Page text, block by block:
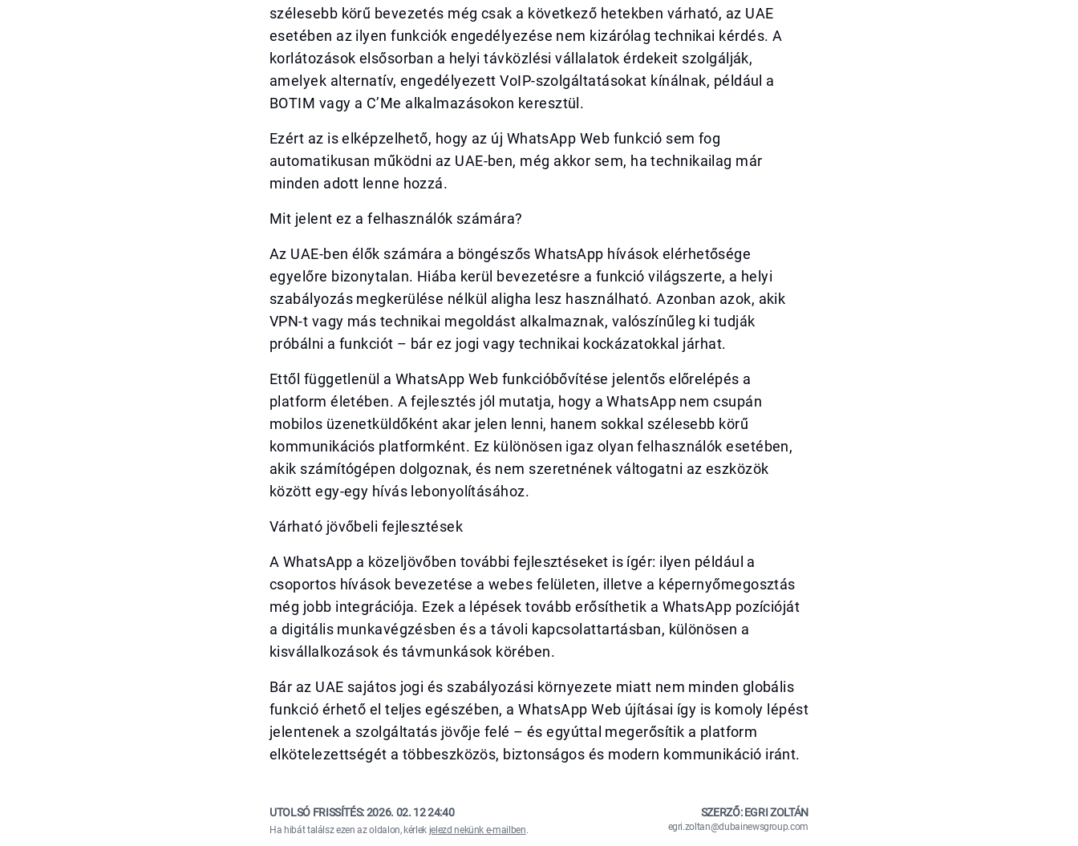
szélesebb körű bevezetés még csak a következő hetekben várható, az UAE
esetében az ilyen funkciók engedélyezése nem kizárólag technikai kérdés. A
korlátozások elsősorban a helyi távközlési vállalatok érdekeit szolgálják,
amelyek alternatív, engedélyezett VoIP-szolgáltatásokat kínálnak, például a
BOTIM vagy a C’Me alkalmazásokon keresztül.
Ezért az is elképzelhető, hogy az új WhatsApp Web funkció sem fog
automatikusan működni az UAE-ben, még akkor sem, ha technikailag már
minden adott lenne hozzá.
Mit jelent ez a felhasználók számára?
Az UAE-ben élők számára a böngészős WhatsApp hívások elérhetősége
egyelőre bizonytalan. Hiába kerül bevezetésre a funkció világszerte, a helyi
szabályozás megkerülése nélkül aligha lesz használható. Azonban azok, akik
VPN-t vagy más technikai megoldást alkalmaznak, valószínűleg ki tudják
próbálni a funkciót – bár ez jogi vagy technikai kockázatokkal járhat.
Ettől függetlenül a WhatsApp Web funkcióbővítése jelentős előrelépés a
platform életében. A fejlesztés jól mutatja, hogy a WhatsApp nem csupán
mobilos üzenetküldőként akar jelen lenni, hanem sokkal szélesebb körű
kommunikációs platformként. Ez különösen igaz olyan felhasználók esetében,
akik számítógépen dolgoznak, és nem szeretnének váltogatni az eszközök
között egy-egy hívás lebonyolításához.
Várható jövőbeli fejlesztések
A WhatsApp a közeljövőben további fejlesztéseket is ígér: ilyen például a
csoportos hívások bevezetése a webes felületen, illetve a képernyőmegosztás
még jobb integrációja. Ezek a lépések tovább erősíthetik a WhatsApp pozícióját
a digitális munkavégzésben és a távoli kapcsolattartásban, különösen a
kisvállalkozások és távmunkások körében.
Bár az UAE sajátos jogi és szabályozási környezete miatt nem minden globális
funkció érhető el teljes egészében, a WhatsApp Web újításai így is komoly lépést
jelentenek a szolgáltatás jövője felé – és egyúttal megerősítik a platform
elkötelezettségét a többeszközös, biztonságos és modern kommunikáció iránt.
UTOLSÓ FRISSÍTÉS:2026. 02. 12 24:40
Ha hibát találsz ezen az oldalon, kérlek jelezd nekünk e-mailben.
SZERZŐ: EGRI ZOLTÁN
egri.zoltan@dubainewsgroup.com